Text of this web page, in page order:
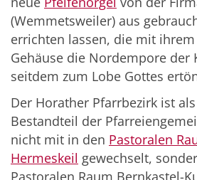
(Wemmetsweiler) aus
errichten lassen, die mit
Gehäuse die Nordempore der
seitdem zum Lobe Gottes
Der Horather Pfarrbezirk ist
Bestandteil der
nicht mit in den Pastoralen
Hermeskeil gewechselt,